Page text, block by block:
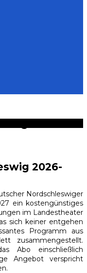
2026-
Nordschleswiger
ein kostengünstiges
im Landestheater
sich keiner entgehen
Programm aus
zusammengestellt.
Abo einschließlich
Angebot verspricht